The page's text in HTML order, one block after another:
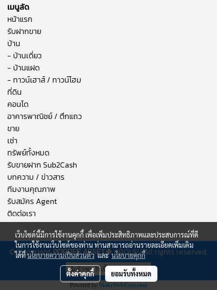
เมนูลัด
หน้าแรก
รับฝากขาย
บ้าน
- บ้านเดี่ยว
- บ้านแฝด
- ทาวน์เฮาส์ / ทาวน์โฮม
ที่ดิน
คอนโด
อาคารพาณิชย์ / ตึกแถว
ขาย
เช่า
ทรัพย์ทั้งหมด
รับขายฝาก Sub2Cash
บทความ / ข่าวสาร
ทีมงานคุณภาพ
รับสมัคร Agent
ติดต่อเรา
© CopyrightPORDEE ASSET❖GROUP | All rights reserved.
ผู้เข้าชมวันนี้ 1,113
Powered by MakeWebEasy.com
เว็บไซต์นี้มีการใช้งานคุกกี้ เพื่อเพิ่มประสิทธิภาพและประสบการณ์ที่ดี
ในการใช้งานเว็บไซต์ของท่าน ท่านสามารถอ่านรายละเอียดเพิ่มเติม
ได้ที่นโยบายความเป็นส่วนตัวและนโยบายคุกกี้
ตั้งค่าคุกกี้ ยอมรับทั้งหมด